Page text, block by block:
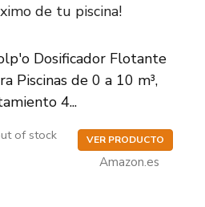
de tu piscina!
Dosificador Flotante
Piscinas de 0 a 10 m³,
4...
of stock VER PRODUCTO
Amazon.es